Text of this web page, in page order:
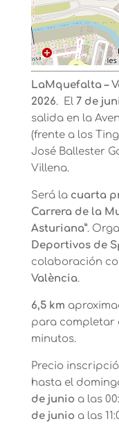
LaMquefalta –
2026. El 7 de
salida en la
(frente a los
José Ballester
Villena.
Será la cuarta
Carrera de la
Asturiana”.
Deportivos de
colaboración
València.
6,5 km
para completar
minutos.
Precio
hasta el
de junio a las
de junio a las